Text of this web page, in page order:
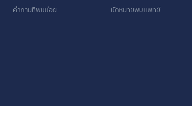
คำถามที่พบบ่อย
นัดหมายพบแพทย์